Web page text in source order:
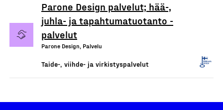
Parone Design palvelut; hää-,
juhla- ja tapahtumatuotanto -
palvelut
Parone Design, Palvelu
Taide-, viihde- ja virkistyspalvelut